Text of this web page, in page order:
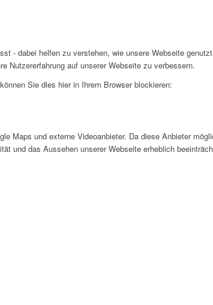
- dabei helfen zu verstehen, wie unsere Webseite
Nutzererfahrung auf unserer Webseite zu verbessern.
Sie dies hier in Ihrem Browser blockieren:
Maps und externe Videoanbieter. Da diese Anbieter
und das Aussehen unserer Webseite erheblich